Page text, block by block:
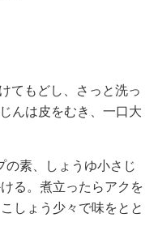
てもどし、さっと洗っ
んは皮をむき、一口大
素、しょうゆ小さじ
る。煮立ったらアクを
しょう少々で味をとと